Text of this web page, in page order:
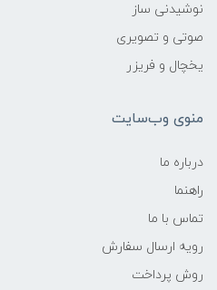
نوشیدنی ساز
صوتی و تصویری
یخچال و فریزر
منوی وب‌سایت
درباره ما
راهنما
تماس با ما
رویه ارسال سفارش
روش پرداخت